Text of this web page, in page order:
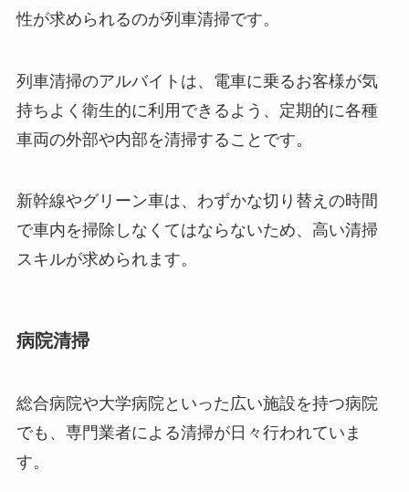
性が求められるのが列車清掃です。
列車清掃のアルバイトは、電車に乗るお客様が気
持ちよく衛生的に利用できるよう、定期的に各種
車両の外部や内部を清掃することです。
新幹線やグリーン車は、わずかな切り替えの時間
で車内を掃除しなくてはならないため、高い清掃
スキルが求められます。
病院清掃
総合病院や大学病院といった広い施設を持つ病院
でも、専門業者による清掃が日々行われていま
す。